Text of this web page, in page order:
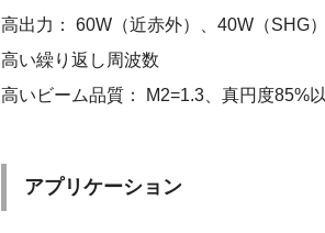
高出力： 60W（近赤外）、40W（SHG
高い繰り返し周波数
高いビーム品質： M2=1.3、真円度85%
アプリケーション